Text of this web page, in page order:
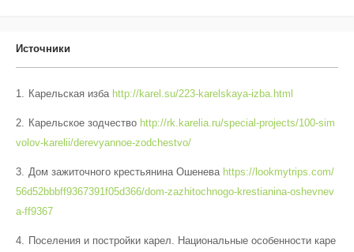
Источники
Карельская изба http://karel.su/223-karelskaya-izba.html
Карельское зодчество http://rk.karelia.ru/special-projects/100-sim
volov-karelii/derevyannoe-zodchestvo/
Дом зажиточного крестьянина Ошенева https://lookmytrips.com/
56d52bbbff9367391f05d366/dom-zazhitochnogo-krestianina-oshevnev
a-ff9367
Поселения и постройки карел. Национальные особенности каре